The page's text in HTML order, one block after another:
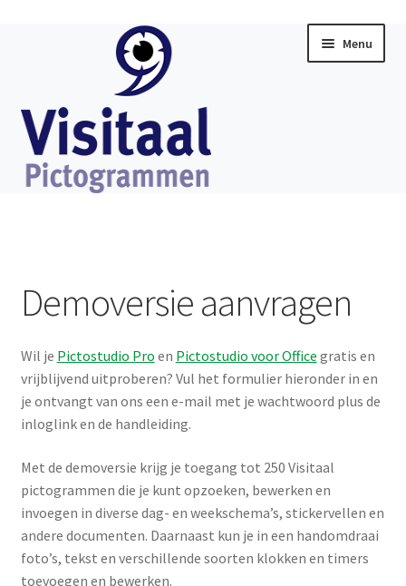
inhoud
Menu
Software
Producten
Media
Werken met pictogrammen
Actueel
Demoversie aanvragen
Wil je Pictostudio Pro en Pictostudio voor Office gratis en
vrijblijvend uitproberen? Vul het formulier hieronder in en
je ontvangt van ons een e-mail met je wachtwoord plus de
inloglink en de handleiding.
Met de demoversie krijg je toegang tot 250 Visitaal
pictogrammen die je kunt opzoeken, bewerken en
invoegen in diverse dag- en weekschema’s, stickervellen en
andere documenten. Daarnaast kun je in een handomdraai
foto’s, tekst en verschillende soorten klokken en timers
toevoegen en bewerken.